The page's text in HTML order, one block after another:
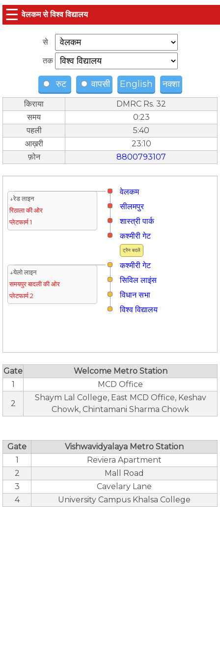
☰ वेलकम से विश्व विद्यालय
से
तक
रुट वापसी English नक्शा
किराया
DMRC Rs. 32
समय
0:23
पहली
5:40
आख़री
23:10
फ़ोन
8800793107
वेलकम
↓रेड लाइन
रिठाला की ओर
प्लेटफार्म 1
सीलमपुर
शास्त्री पार्क
ट्रैन बदलें
कश्मीरी गेट
कश्मीरी गेट
↓येलो लाइन
समयपुर बादली की ओर
प्लेटफार्म 2
सिविल लाइंस
विधान सभा
विश्व विद्यालय
Gate
Welcome Metro Station
1
MCD Office
2
Shaym Lal College, East MCD Office, Keshav
Chowk, Chintamani Sharma Chowk
Gate
Vishwavidyalaya Metro Station
1
Reviera Apartment
2
Mall Road
3
Cavelary Lane
4
University Campus Khalsa College